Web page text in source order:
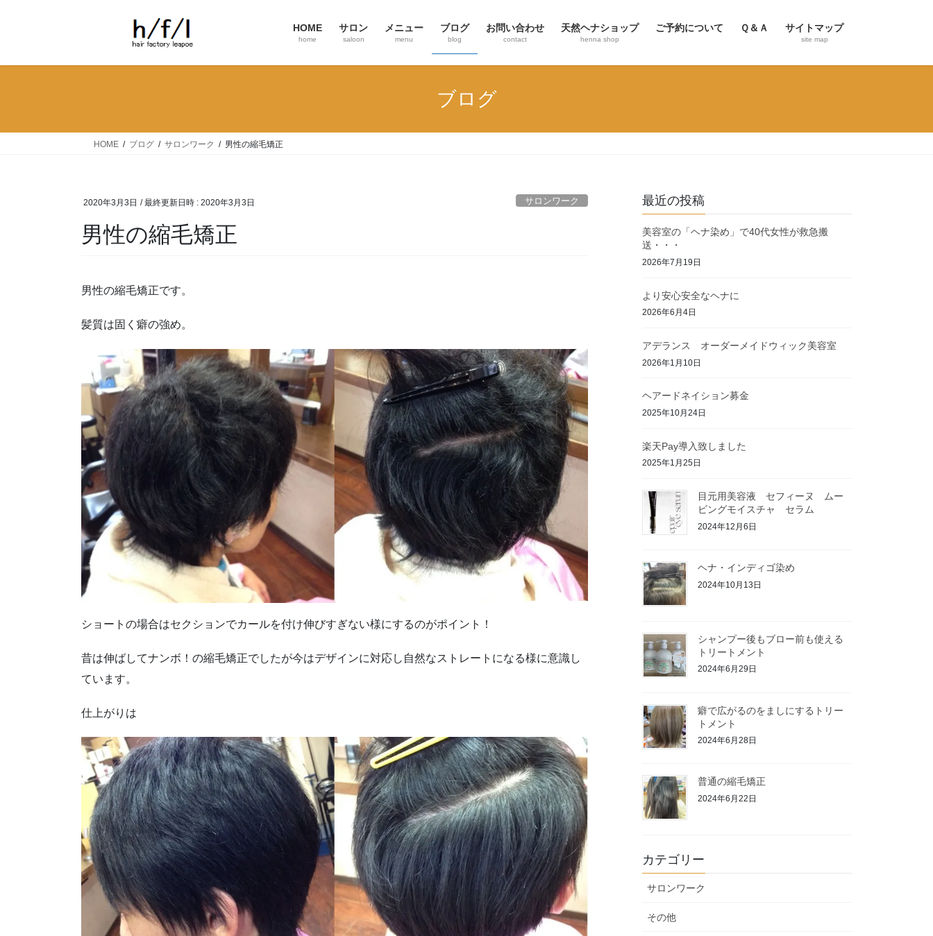
HOME
home
サロン
saloon
メニュー
menu
ブログ
blog
お問い合わせ
contact
天然ヘナショップ
henna shop
ご予約について Ｑ＆Ａ サイトマップ
site map
ブログ
HOME ブログ サロンワーク 男性の縮毛矯正
2020年3月3日 / 最終更新日時 : 2020年3月3日 サロンワーク
男性の縮毛矯正
男性の縮毛矯正です。
髪質は固く癖の強め。
ショートの場合はセクションでカールを付け伸びすぎない様にするのがポイント！
昔は伸ばしてナンボ！の縮毛矯正でしたが今はデザインに対応し自然なストレートになる様に意識し
ています。
仕上がりは
最近の投稿
美容室の「ヘナ染め」で40代女性が救急搬
送・・・
2026年7月19日
より安心安全なヘナに
2026年6月4日
アデランス オーダーメイドウィック美容室
2026年1月10日
ヘアードネイション募金
2025年10月24日
楽天Pay導入致しました
2025年1月25日
目元用美容液 セフィーヌ ムー
ビングモイスチャ セラム
2024年12月6日
ヘナ・インディゴ染め
2024年10月13日
シャンプー後もブロー前も使える
トリートメント
2024年6月29日
癖で広がるのをましにするトリー
トメント
2024年6月28日
普通の縮毛矯正
2024年6月22日
カテゴリー
サロンワーク
その他